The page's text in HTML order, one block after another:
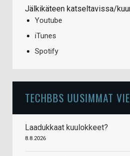
Jälkikäteen katseltavissa/
Youtube
iTunes
Spotify
TECHBBS UUSIMMAT
Laadukkaat kuulokkeet?
8.8.2026